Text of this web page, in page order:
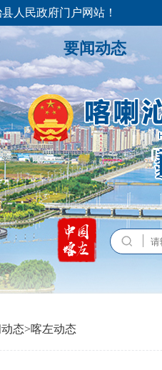
人民政府门户网站！
要闻动态
态>喀左动态